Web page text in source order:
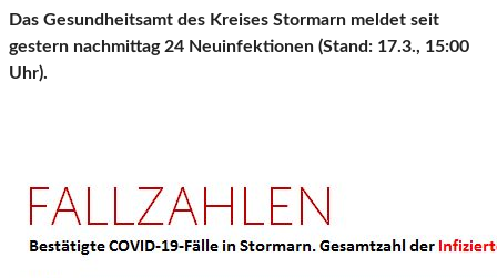
Das Gesundheitsamt des Kreises Stormarn meldet seit
gestern nachmittag 24 Neuinfektionen (Stand: 17.3., 15:00
Uhr).